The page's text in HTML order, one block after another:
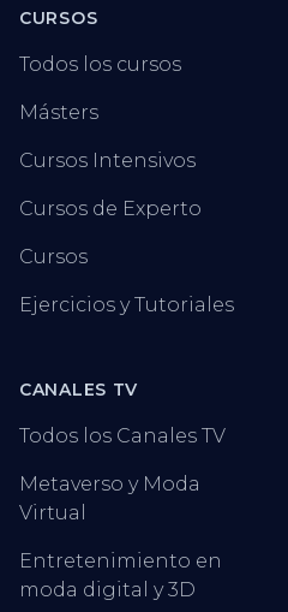
CURSOS
Todos los cursos
Másters
Cursos Intensivos
Cursos de Experto
Cursos
Ejercicios y Tutoriales
CANALES TV
Todos los Canales TV
Metaverso y Moda
Virtual
Entretenimiento en
moda digital y 3D